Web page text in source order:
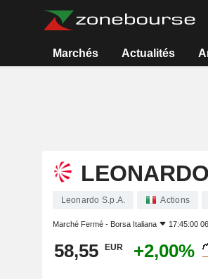
Marchés Actualités
Leonardo S.p.A. Actions
Marché Fermé - Borsa Italiana 17:45:00
58,55 EUR +2,00%